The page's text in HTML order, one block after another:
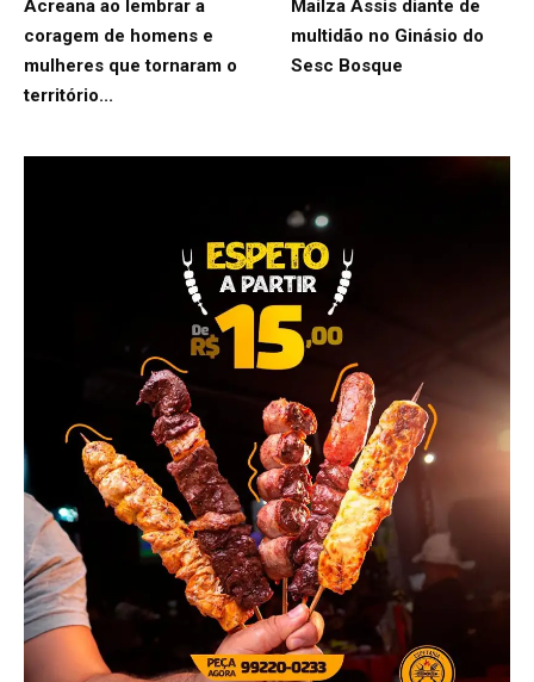
Acreana ao lembrar a
coragem de homens e
mulheres que tornaram o
território...
Mailza Assis diante de
multidão no Ginásio do
Sesc Bosque